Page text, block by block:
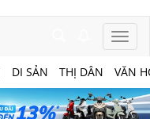
DI SẢN THỊ DÂN VĂN